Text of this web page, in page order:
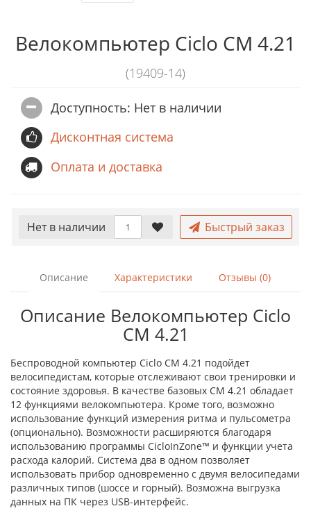
Велокомпьютер Ciclo CM 4.21
(19409-14)
Доступность: Нет в наличии
Дисконтная система
Оплата и доставка
Нет в наличии Быстрый заказ
Описание Характеристики Отзывы (0)
Описание Велокомпьютер Ciclo
CM 4.21
Беспроводной компьютер Ciclo CM 4.21 подойдет
велосипедистам, которые отслеживают свои тренировки и
состояние здоровья. В качестве базовых CM 4.21 обладает
12 функциями велокомпьютера. Кроме того, возможно
использование функций измерения ритма и пульсометра
(опционально). Возможности расширяются благодаря
использованию программы CicloInZone™ и функции учета
расхода калорий. Система два в одном позволяет
использовать прибор одновременно с двумя велосипедами
различных типов (шоссе и горный). Возможна выгрузка
данных на ПК через USB-интерфейс.